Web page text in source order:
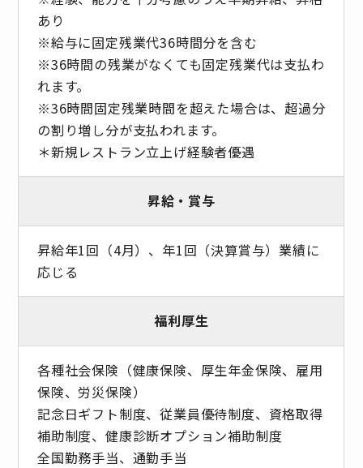
あり
※給与に固定残業代36時間分を含む
※36時間の残業がなくても固定残業代は支払わ
れます。
※36時間固定残業時間を超えた場合は、超過分
の割り増し分が支払われます。
＊新規レストラン立上げ経験者優遇
昇給・賞与
昇給年1回（4月）、年1回（決算賞与）業績に
応じる
福利厚生
各種社会保険（健康保険、厚生年金保険、雇用
保険、労災保険）
記念日ギフト制度、従業員優待制度、資格取得
補助制度、健康診断オプション補助制度
全国勤務手当、通勤手当